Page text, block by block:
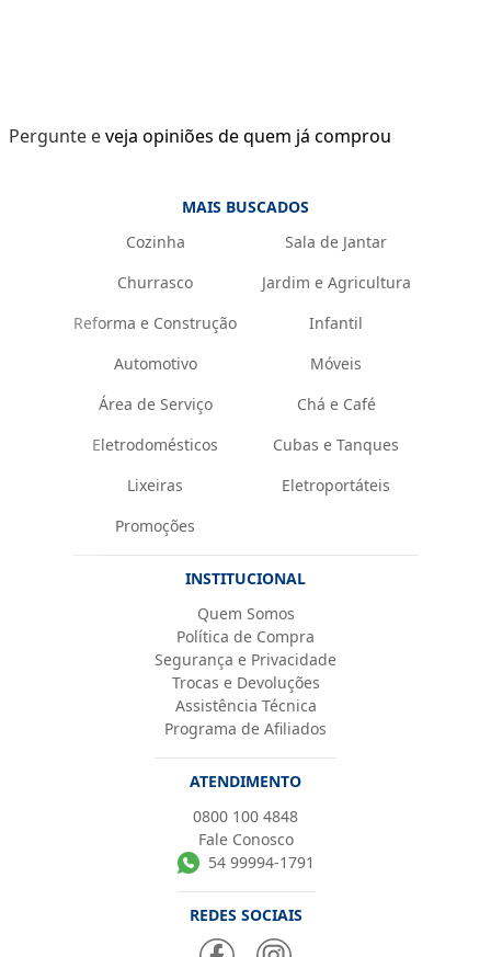
Pergunte e veja opiniões de quem já comprou
MAIS BUSCADOS
Cozinha
Sala de Jantar
Churrasco
Jardim e Agricultura
Reforma e Construção
Infantil
Automotivo
Móveis
Área de Serviço
Chá e Café
Eletrodomésticos
Cubas e Tanques
Lixeiras
Eletroportáteis
Promoções
INSTITUCIONAL
Quem Somos
Política de Compra
Segurança e Privacidade
Trocas e Devoluções
Assistência Técnica
Programa de Afiliados
ATENDIMENTO
0800 100 4848
Fale Conosco
54 99994-1791
REDES SOCIAIS